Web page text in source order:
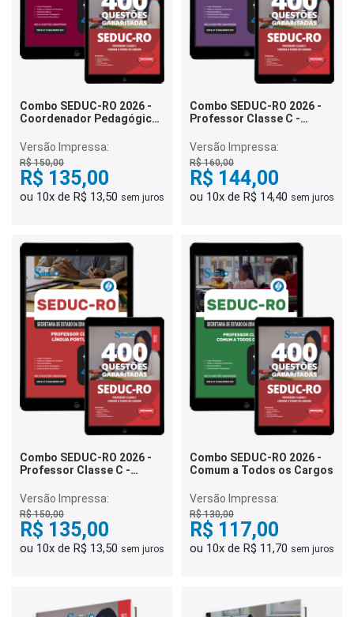
Combo SEDUC-RO 2026 -
Coordenador Pedagógico
Versão Impressa:
R$ 150,00
R$ 135,00
ou 10x de R$ 13,50 sem juros
Combo SEDUC-RO 2026 -
Professor Classe C -
Versão Impressa:
R$ 160,00
R$ 144,00
ou 10x de R$ 14,40 sem juros
Combo SEDUC-RO 2026 -
Professor Classe C -
Versão Impressa:
R$ 150,00
R$ 135,00
ou 10x de R$ 13,50 sem juros
Combo SEDUC-RO 2026 -
Comum a Todos os Cargos
Versão Impressa:
R$ 130,00
R$ 117,00
ou 10x de R$ 11,70 sem juros